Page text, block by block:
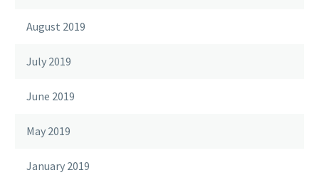
August 2019
July 2019
June 2019
May 2019
January 2019